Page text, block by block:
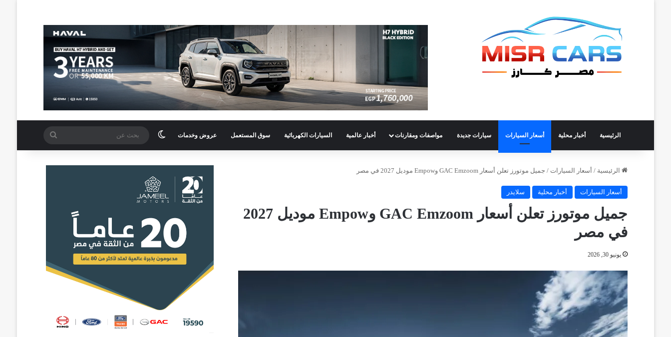
الرئيسية أخبار محلية أسعار السيارات سيارات جديدة مواصفات ومقارنات أخبار عالمية السيارات الكهربائية سوق المستعمل عروض وخدمات الوضع المظلم بحث
عن
الرئيسية / أسعار السيارات / جميل موتورز تعلن أسعار GAC Emzoom وEmpow موديل 2027 في مصر
أسعار السيارات أخبار محلية سلايدر
جميل موتورز تعلن أسعار GAC Emzoom وEmpow موديل 2027
في مصر
يونيو 30, 2026